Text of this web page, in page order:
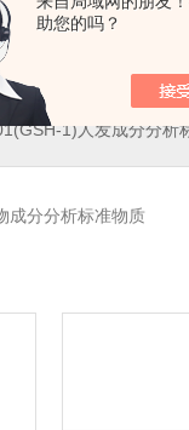
助您的吗？
1)人发成分分析
成分分析标准物质